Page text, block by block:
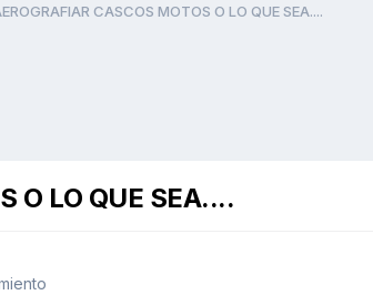
CASCOS MOTOS O LO QUE SEA....
O LO QUE SEA....